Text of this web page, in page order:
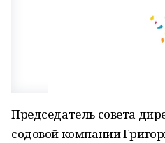
Председатель совета
содовой компании